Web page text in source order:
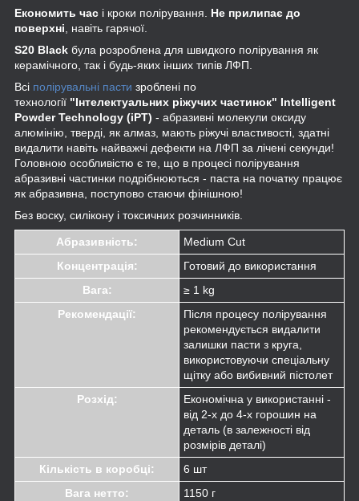
Економить час і кроки полірування. Не прилипає до
поверхні , навіть гарячої.
S20 Black була розроблена для швидкого полірування як
керамічного, так і будь-яких інших типів ЛФП.
Всі полірувальні пасти зроблені по
технології "Інтелектуальних ріжучих частинок" Intelligent
Powder Technology (iPT) - абразивні молекули оксиду
алюмінію, тверді, як алмаз, мають ріжучі властивості, здатні
видалити навіть найважчі дефекти на ЛФП за лічені секунди!
Головною особливістю є те, що в процесі полірування
абразивні частинки подрібнюються - паста на початку працює
як абразивна, поступово стаючи фінішною!
Без воску, силікону і токсичних розчинників.
Абразивність:
Medium Cut
Концентрація:
Готовий до використання
Вага:
≥ 1 kg
Рекомендації:
Після процесу полірування
рекомендується видалити
залишки пасти з круга,
використовуючи спеціальну
щітку або вибивний пістолет
Розхід:
Економічна у використанні -
від 2-х до 4-х горошин на
деталь (в залежності від
розмірів деталі)
Кількість в коробці:
6 шт
Вага нетто:
1150 г